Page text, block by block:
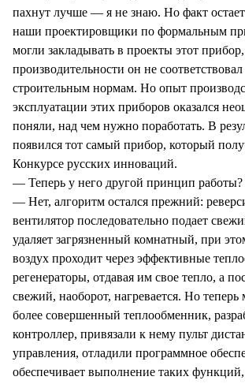
пахнут лучше — я не знаю. Но факт
наши проектировщики по формальным
могли закладывать в проекты этот
производительности он не
строительным нормам. Но опыт
эксплуатации этих приборов оказался
поняли, над чем нужно поработать. В
появился тот самый прибор, который
Конкурсе русских инноваций.
— Теперь у него другой принцип работы?
— Нет, алгоритм остался прежний:
вентилятор последовательно подает
удаляет загрязненный комнатный, при
воздух проходит через эффективные
регенераторы, отдавая им свое тепло, а
свежий, наоборот, нагревается. Но
более совершенный теплообменник,
контроллер, привязали к нему пульт
управления, отладили программное
обеспечивает выполнение таких